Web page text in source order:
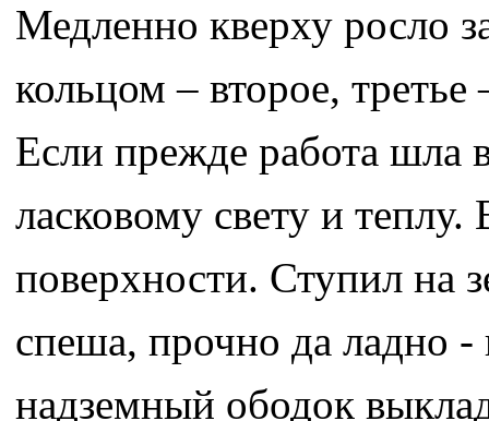
Медленно кверху росло
кольцом – второе,
Если прежде работа шла
ласковому свету и
поверхности. Ступил на
спеша, прочно да ладно -
надземный ободок